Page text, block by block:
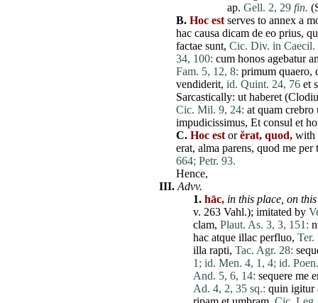
ap. Gell. 2, 29 fin. (
B. Hoc est serves to annex a
hac causa dicam de eo prius,
factae sunt, Cic. Div. in Caecil.
34, 100: cum honos agebatur
Fam. 5, 12, 8: primum quaero,
vendiderit, id. Quint. 24, 76 et
Sarcastically: ut haberet (
Cic. Mil. 9, 24: at quam crebro
impudicissimus, Et consul et
C. Hoc est orĕrat, quod, with
erat, alma parens, quod me per
664; Petr. 93.
Hence,
III. Advv.
1. hāc, in this place on
v. 263 Vahl.); imitated by
clam, Plaut. As. 3, 3, 151:
hac atque illac perfluo, Ter.
illa rapti, Tac. Agr. 28:
1; id. Men. 4, 1, 4; id.
And. 5, 6, 14: sequere me
Ad. 4, 2, 35 sq.: quin igitur